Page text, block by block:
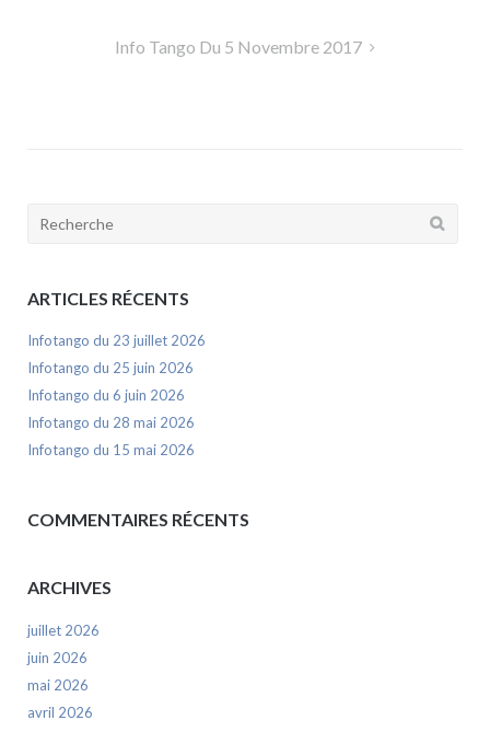
Info Tango Du 5 Novembre 2017
Rechercher:
ARTICLES RÉCENTS
Infotango du 23 juillet 2026
Infotango du 25 juin 2026
Infotango du 6 juin 2026
Infotango du 28 mai 2026
Infotango du 15 mai 2026
COMMENTAIRES RÉCENTS
ARCHIVES
juillet 2026
juin 2026
mai 2026
avril 2026